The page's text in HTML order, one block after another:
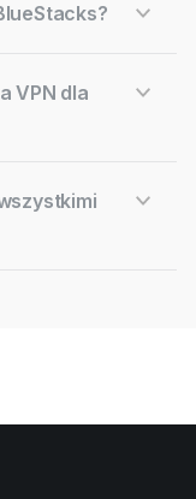
VPN dla